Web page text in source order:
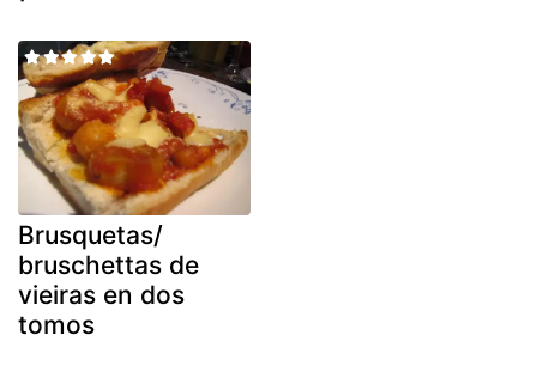
Brusquetas/
bruschettas de
vieiras en dos
tomos